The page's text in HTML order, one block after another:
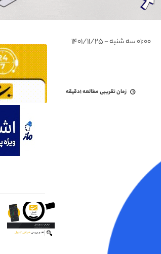
۰۱:۰۰ سه شنبه - ۱۴۰۱/۱۱/۲۵
زمان تقریبی مطالعه۱دقیقه